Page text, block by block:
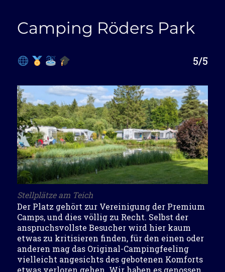
Camping Röders Park
5/5
Stellplätze am Teich
Der Platz gehört zur Vereinigung der Premium
Camps, und dies völlig zu Recht. Selbst der
anspruchsvollste Besucher wird hier kaum
etwas zu kritisieren finden, für den einen oder
anderen mag das Original-Campingfeeling
vielleicht angesichts des gebotenen Komforts
etwas verloren gehen. Wir haben es genossen.